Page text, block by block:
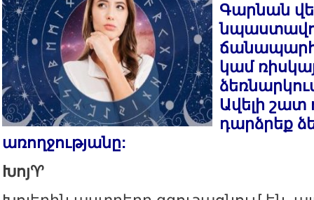
Գարնան
կամ
Ավելի շատ
դարձրեք
առողջությանը:
Խոյ♈️